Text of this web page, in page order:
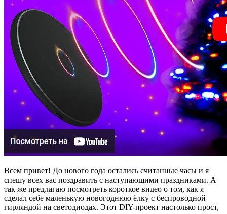
Всем привет! До нового года остались считанные часы и я
спешу всех вас поздравить с наступающими праздниками. А
так же предлагаю посмотреть короткое видео о том, как я
сделал себе маленькую новогоднюю ёлку с беспроводной
гирляндой на светодиодах. Этот DIY-проект настолько прост,